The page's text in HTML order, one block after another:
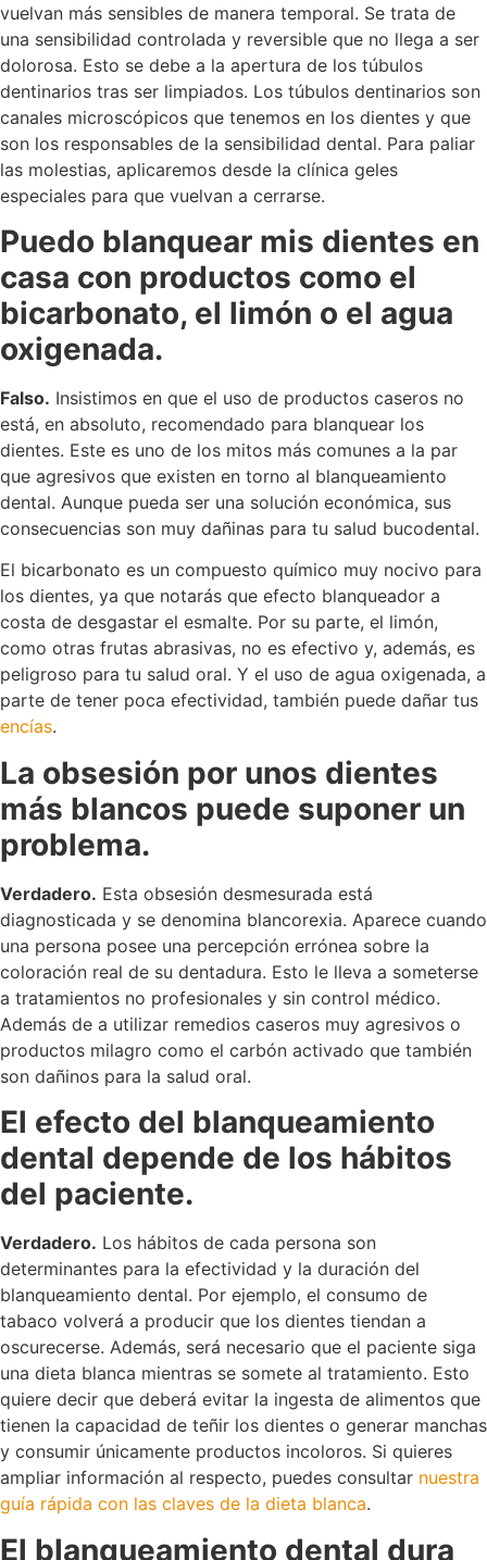
vuelvan más sensibles de manera temporal. Se trata de
una sensibilidad controlada y reversible que no llega a ser
dolorosa. Esto se debe a la apertura de los túbulos
dentinarios tras ser limpiados. Los túbulos dentinarios son
canales microscópicos que tenemos en los dientes y que
son los responsables de la sensibilidad dental. Para paliar
las molestias, aplicaremos desde la clínica geles
especiales para que vuelvan a cerrarse.
Puedo blanquear mis dientes en
casa con productos como el
bicarbonato, el limón o el agua
oxigenada.
Falso. Insistimos en que el uso de productos caseros no
está, en absoluto, recomendado para blanquear los
dientes. Este es uno de los mitos más comunes a la par
que agresivos que existen en torno al blanqueamiento
dental. Aunque pueda ser una solución económica, sus
consecuencias son muy dañinas para tu salud bucodental.
El bicarbonato es un compuesto químico muy nocivo para
los dientes, ya que notarás que efecto blanqueador a
costa de desgastar el esmalte. Por su parte, el limón,
como otras frutas abrasivas, no es efectivo y, además, es
peligroso para tu salud oral. Y el uso de agua oxigenada, a
parte de tener poca efectividad, también puede dañar tus
encías.
La obsesión por unos dientes
más blancos puede suponer un
problema.
Verdadero. Esta obsesión desmesurada está
diagnosticada y se denomina blancorexia. Aparece cuando
una persona posee una percepción errónea sobre la
coloración real de su dentadura. Esto le lleva a someterse
a tratamientos no profesionales y sin control médico.
Además de a utilizar remedios caseros muy agresivos o
productos milagro como el carbón activado que también
son dañinos para la salud oral.
El efecto del blanqueamiento
dental depende de los hábitos
del paciente.
Verdadero. Los hábitos de cada persona son
determinantes para la efectividad y la duración del
blanqueamiento dental. Por ejemplo, el consumo de
tabaco volverá a producir que los dientes tiendan a
oscurecerse. Además, será necesario que el paciente siga
una dieta blanca mientras se somete al tratamiento. Esto
quiere decir que deberá evitar la ingesta de alimentos que
tienen la capacidad de teñir los dientes o generar manchas
y consumir únicamente productos incoloros. Si quieres
ampliar información al respecto, puedes consultar nuestra
guía rápida con las claves de la dieta blanca.
El blanqueamiento dental dura